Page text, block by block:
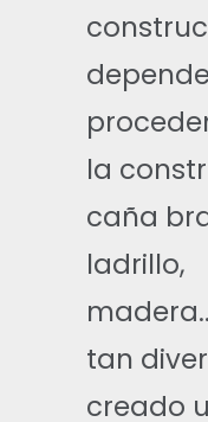
la
caña
ladrillo,
tan
creado